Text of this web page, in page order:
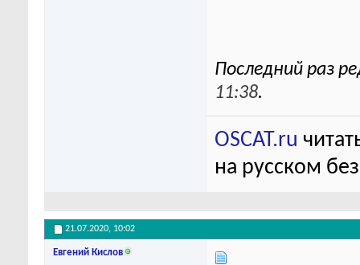
Последний раз
11:38.
OSCAT.ru
на русском
21.07.2020, 10:02
Евгений Кислов